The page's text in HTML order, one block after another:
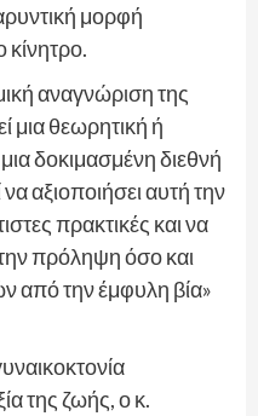
μορφή
αναγνώριση της
μια θεωρητική ή
δοκιμασμένη διεθνή
αξιοποιήσει αυτή την
πρακτικές και να
πρόληψη όσο και
από την έμφυλη βία»
της ζωής, ο κ.